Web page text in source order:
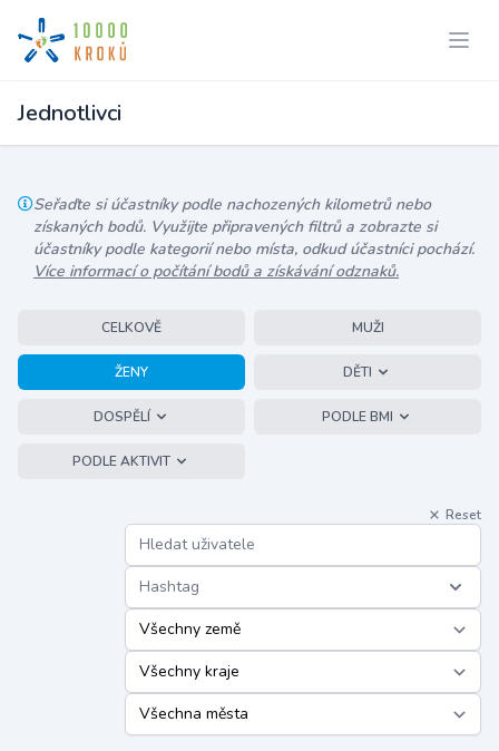
Jednotlivci
Seřaďte si účastníky podle nachozených kilometrů nebo
získaných bodů. Využijte připravených filtrů a zobrazte si
účastníky podle kategorií nebo místa, odkud účastníci pochází.
Více informací o počítání bodů a získávání odznaků.
CELKOVĚ MUŽI
ŽENY DĚTI
DOSPĚLÍ PODLE BMI
PODLE AKTIVIT
Reset
Hashtag